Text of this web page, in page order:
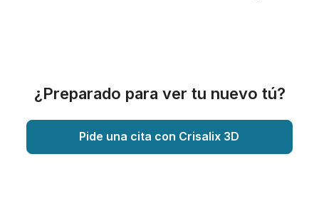
¿Preparado para ver tu nuevo tú?
Pide una cita con Crisalix 3D